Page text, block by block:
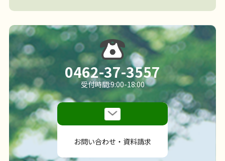
0462-37-3557
受付時間:9:00-18:00
お問い合わせ・資料請求